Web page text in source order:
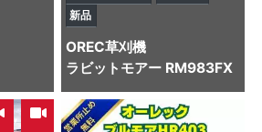
新品
OREC草刈機
ラビットモアー RM983FX
,